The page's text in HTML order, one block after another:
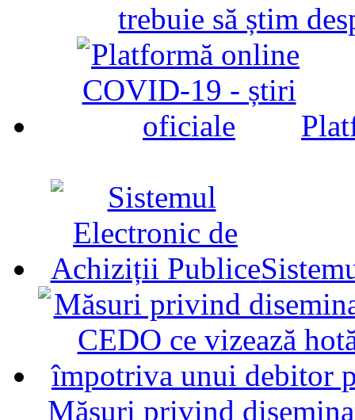
trebuie să știm
Măsuri privind